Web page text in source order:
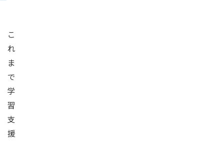
こ
れ
ま
で
学
習
支
援